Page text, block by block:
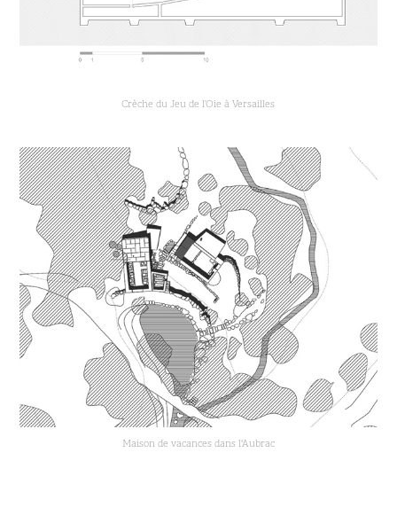
Crèche du Jeu de l’Oie à Versailles
Maison de vacances dans l'Aubrac